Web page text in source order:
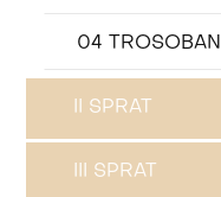
04 TROSOBAN
II SPRAT
III SPRAT